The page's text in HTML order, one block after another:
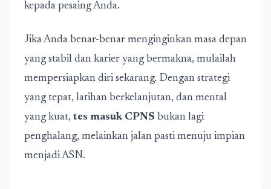
kepada pesaing Anda.
Jika Anda benar-benar menginginkan masa depan
yang stabil dan karier yang bermakna, mulailah
mempersiapkan diri sekarang. Dengan strategi
yang tepat, latihan berkelanjutan, dan mental
yang kuat, tes masuk CPNS bukan lagi
penghalang, melainkan jalan pasti menuju impian
menjadi ASN.